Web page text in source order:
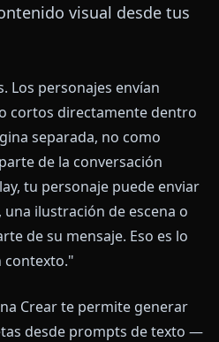
visual desde tus
Los personajes envían
cortos directamente dentro
separada, no como
de la conversación
tu personaje puede enviar
ilustración de escena o
de su mensaje. Eso es lo
contexto."
Crear te permite generar
desde prompts de texto —